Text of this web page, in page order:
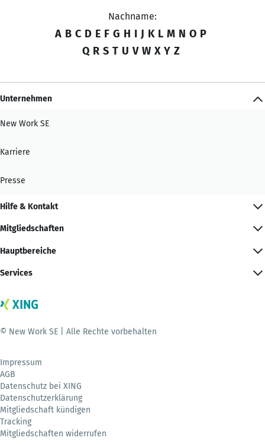
Nachname:
A B C D E F G H I J K L M N O P
Q R S T U V W X Y Z
Unternehmen
New Work SE
Karriere
Presse
Hilfe & Kontakt
Mitgliedschaften
Hauptbereiche
Services
© New Work SE | Alle Rechte vorbehalten
Impressum
AGB
Datenschutz bei XING
Datenschutzerklärung
Mitgliedschaft kündigen
Tracking
Mitgliedschaften widerrufen